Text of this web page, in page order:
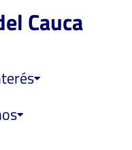
Cauca